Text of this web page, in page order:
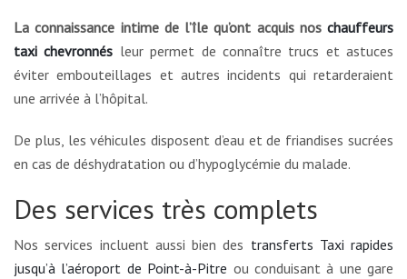
La connaissance intime de l’île qu’ont acquis nos chauffeurs
taxi chevronnés leur permet de connaître trucs et astuces
éviter embouteillages et autres incidents qui retarderaient
une arrivée à l’hôpital.
De plus, les véhicules disposent d’eau et de friandises sucrées
en cas de déshydratation ou d’hypoglycémie du malade.
Des services très complets
Nos services incluent aussi bien des transferts Taxi rapides
jusqu’à l’aéroport de Point-à-Pitre ou conduisant à une gare